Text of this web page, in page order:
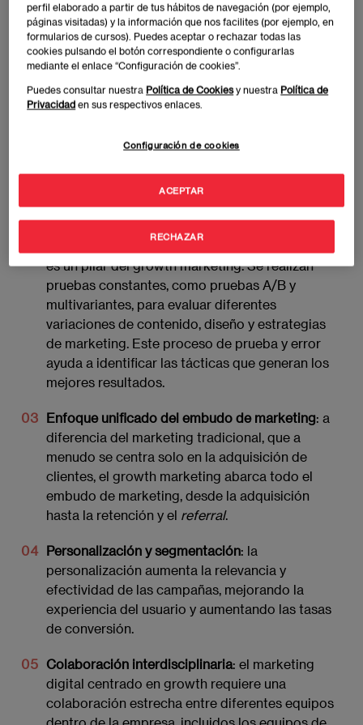
del growth marketing
Estos principios son la base sobre la cual se
construyen las estrategias de crecimiento y
optimización del growth marketing:
suposiciones o instintos, los growth marketers
recopilan y analizan datos para entender mejor a
sus clientes y medir el rendimiento de sus
campañas.
Experimentación continua
es un pilar del growth marketing. Se realizan
pruebas constantes, como pruebas A/B y
multivariantes, para evaluar diferentes
variaciones de contenido, diseño y estrategias
de marketing. Este proceso de prueba y error
ayuda a identificar las tácticas que generan los
mejores resultados.
Enfoque unificado del embudo de marketing: a
diferencia del marketing tradicional, que a
menudo se centra solo en la adquisición de
clientes, el growth marketing abarca todo el
embudo de marketing, desde la adquisición
hasta la retención y el referral.
Personalización y segmentación: la
personalización aumenta la relevancia y
efectividad de las campañas, mejorando la
experiencia del usuario y aumentando las tasas
de conversión.
Colaboración interdisciplinaria: el marketing
digital centrado en growth requiere una
colaboración estrecha entre diferentes equipos
perfil elaborado a partir de tus hábitos de navegación (por ejemplo,
páginas visitadas) y la información que nos facilites (por ejemplo, en
formularios de cursos). Puedes aceptar o rechazar todas las
cookies pulsando el botón correspondiente o configurarlas
mediante el enlace “Configuración de cookies”.
Puedes consultar nuestra Política de Cookiesy nuestra Política de
Privacidad en sus respectivos enlaces.
Configuración de cookies
RECHAZAR
ACEPTAR